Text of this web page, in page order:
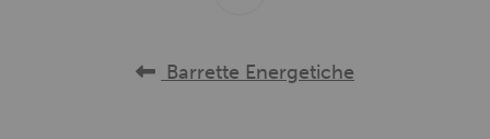
Barrette Energetiche